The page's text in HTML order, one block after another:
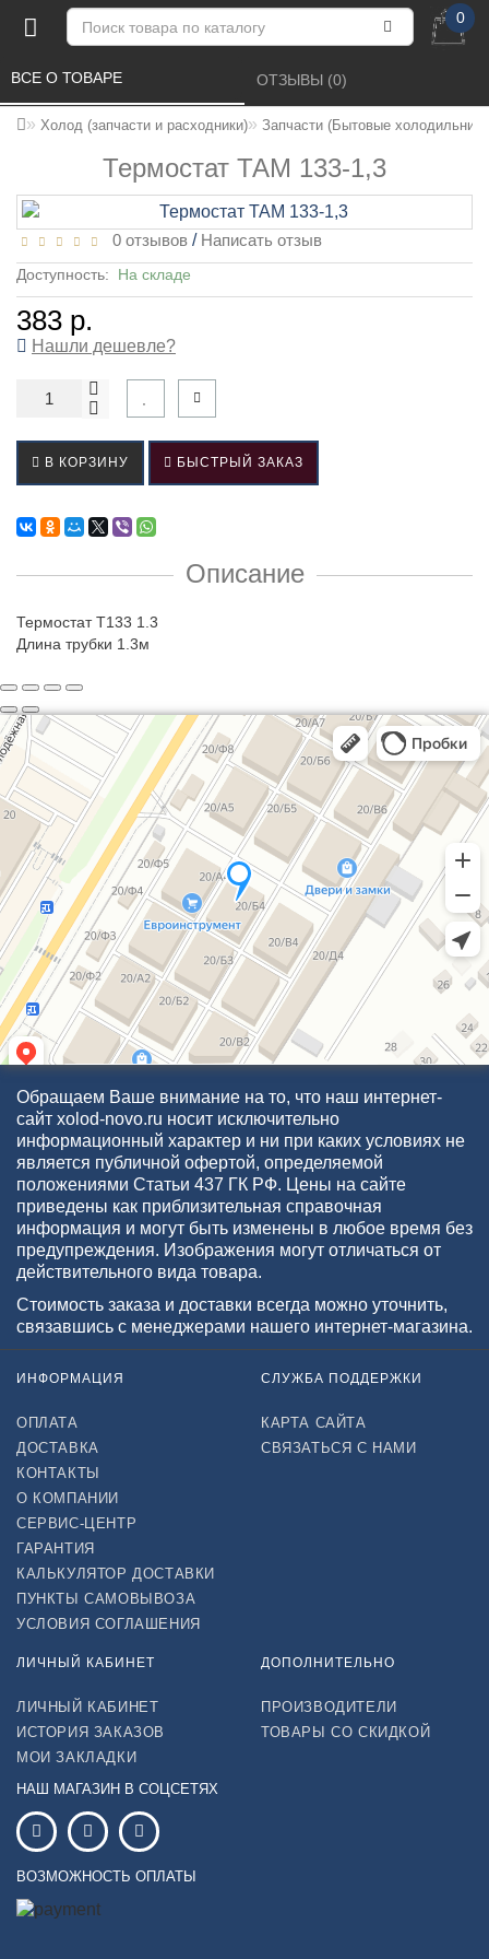
0
Холод (запчасти и расходники) Запчасти (Бытовые
Термостат ТАМ 133-1,3
ВСЕ О ТОВАРЕ ОТЗЫВЫ (0)
0 отзывов / Написать отзыв
Доступность: На складе
383 р.
Нашли дешевле?
В КОРЗИНУ БЫСТРЫЙ ЗАКАЗ
Описание
Термостат Т133 1.3
Длина трубки 1.3м
Обращаем Ваше внимание на то, что наш интернет-
сайт xolod-novo.ru носит исключительно
информационный характер и ни при каких условиях не
является публичной офертой, определяемой
положениями Статьи 437 ГК РФ. Цены на сайте
приведены как приблизительная справочная
информация и могут быть изменены в любое время без
предупреждения. Изображения могут отличаться от
действительного вида товара.
Стоимость заказа и доставки всегда можно уточнить,
связавшись с менеджерами нашего интернет-магазина.
ИНФОРМАЦИЯ
ОПЛАТА
ДОСТАВКА
КОНТАКТЫ
О КОМПАНИИ
СЕРВИС-ЦЕНТР
ГАРАНТИЯ
КАЛЬКУЛЯТОР ДОСТАВКИ
ПУНКТЫ САМОВЫВОЗА
УСЛОВИЯ СОГЛАШЕНИЯ
СЛУЖБА ПОДДЕРЖКИ
КАРТА САЙТА
СВЯЗАТЬСЯ С НАМИ
ЛИЧНЫЙ КАБИНЕТ
ЛИЧНЫЙ КАБИНЕТ
ИСТОРИЯ ЗАКАЗОВ
МОИ ЗАКЛАДКИ
ДОПОЛНИТЕЛЬНО
ПРОИЗВОДИТЕЛИ
ТОВАРЫ СО СКИДКОЙ
НАШ МАГАЗИН В СОЦСЕТЯХ
ВОЗМОЖНОСТЬ ОПЛАТЫ